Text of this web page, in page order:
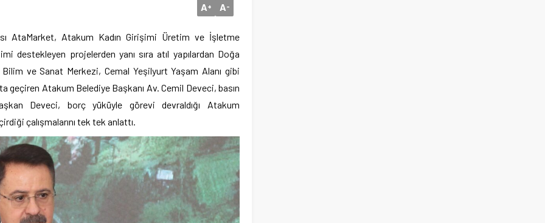
A+ A-
AtaMarket, Atakum Kadın Girişimi Üretim ve İşletme
destekleyen projelerden yanı sıra atıl yapılardan Doğa
ve Sanat Merkezi, Cemal Yeşilyurt Yaşam Alanı gibi
Atakum Belediye Başkanı Av. Cemil Deveci, basın
Deveci, borç yüküyle görevi devraldığı Atakum
çalışmalarını tek tek anlattı.